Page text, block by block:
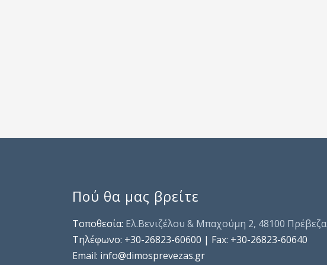
Πού θα μας βρείτε
Τοποθεσία: Ελ.Βενιζέλου & Μπαχούμη 2, 48100 Πρέβεζα
Τηλέφωνo: +30-26823-60600 | Fax: +30-26823-60640
Email: info@dimosprevezas.gr